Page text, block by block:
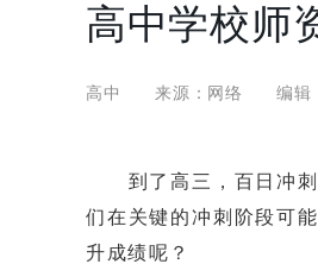
高中学校师
高中 来源：网络 编辑
到了高三，百日冲刺
们在关键的冲刺阶段可
升成绩呢？